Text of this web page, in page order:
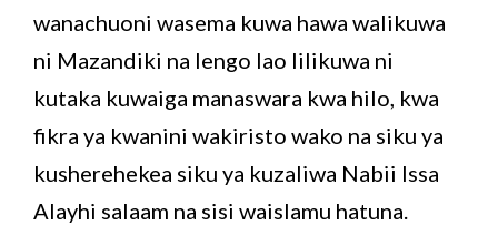
wanachuoni wasema kuwa hawa walikuwa
ni Mazandiki na lengo lao lilikuwa ni
kutaka kuwaiga manaswara kwa hilo, kwa
fikra ya kwanini wakiristo wako na siku ya
kusherehekea siku ya kuzaliwa Nabii Issa
Alayhi salaam na sisi waislamu hatuna.